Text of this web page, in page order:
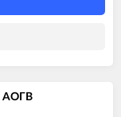
АОГВ